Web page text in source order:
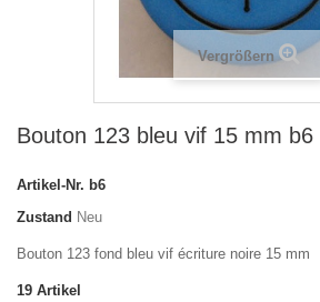
Vergrößern
Bouton 123 bleu vif 15 mm b6
Artikel-Nr. b6
Zustand Neu
Bouton 123 fond bleu vif écriture noire 15 mm
19 Artikel